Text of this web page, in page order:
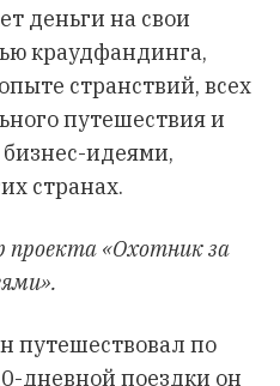
деньги на свои
краудфандинга,
странствий, всех
путешествия и
идеями,
странах.
проекта «Охотник за
путешествовал по
дневной поездки он